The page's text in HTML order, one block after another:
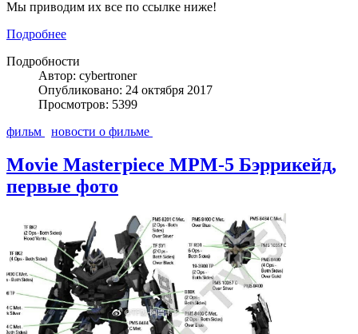
Мы приводим их все по ссылке ниже!
Подробнее
Подробности
Автор: cybertroner
Опубликовано: 24 октября 2017
Просмотров: 5399
фильм
новости о фильме
Movie Masterpiece MPM-5 Бэррикейд,
первые фото